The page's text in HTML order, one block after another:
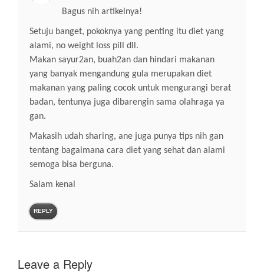
Bagus nih artikelnya!
Setuju banget, pokoknya yang penting itu diet yang
alami, no weight loss pill dll.
Makan sayur2an, buah2an dan hindari makanan
yang banyak mengandung gula merupakan diet
makanan yang paling cocok untuk mengurangi berat
badan, tentunya juga dibarengin sama olahraga ya
gan.
Makasih udah sharing, ane juga punya tips nih gan
tentang bagaimana cara diet yang sehat dan alami
semoga bisa berguna.
Salam kenal
REPLY
Leave a Reply